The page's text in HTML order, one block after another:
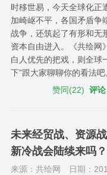
时移世易，今天全球化正
加崎岖不平，各国矛盾争
战争，还筑起了有形和无
资本自由进入。《共绘网
白人优先的把戏，则全球
下”跟大家聊聊你的看法
赞同(22) 评论
未来经贸战、资源
新冷战会陆续来吗？
来源：共绘网 日期：